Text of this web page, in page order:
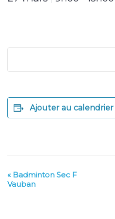
Ajouter au calendrier
Navigation
Évènement
«Badminton Sec F
Vauban